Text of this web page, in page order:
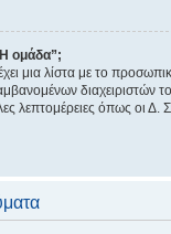
ομάδα”;
μια λίστα με το
διαχειριστών
λεπτομέρειες όπως οι Δ.